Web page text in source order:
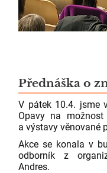
Přednáška o
V pátek 10.4. jsme
Opavy na
a výstavy věnované
Akce se konala v
odborník z
Andres.